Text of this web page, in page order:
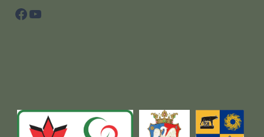
Facebook
YouTube